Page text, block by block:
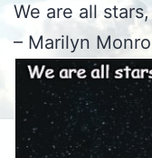
We are all
– Marilyn